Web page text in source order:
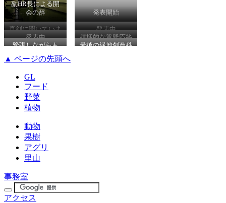
副HR長による開
会の辞
発表開始
真剣に聞いていま
す
発表中
発表中
積極的な質疑応答
緊張しながらも
最後の緑地創造科
▲ ページの先頭へ
GL
フード
野菜
植物
動物
果樹
アグリ
里山
事務室
アクセス